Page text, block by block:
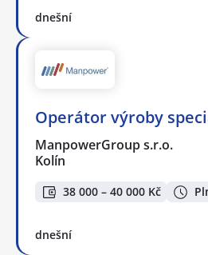
dnešní
Operátor výroby
ManpowerGroup s.r.o.
Kolín
38 000 – 40 000 Kč
dnešní